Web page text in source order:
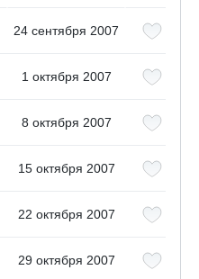
24 сентября 2007
1 октября 2007
8 октября 2007
15 октября 2007
22 октября 2007
29 октября 2007